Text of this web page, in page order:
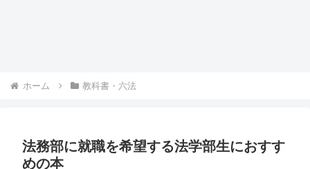
ホーム 教科書・六法
法務部に就職を希望する法学部生におすす
めの本